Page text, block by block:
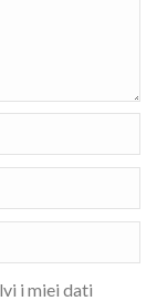
i miei dati